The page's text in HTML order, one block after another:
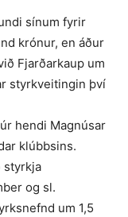
sínum fyrir
krónur, en áður
Fjarðarkaup um
styrk­veitingin því
hendi Magnúsar
klúbbsins.
styrkja
og sl.
um 1,5